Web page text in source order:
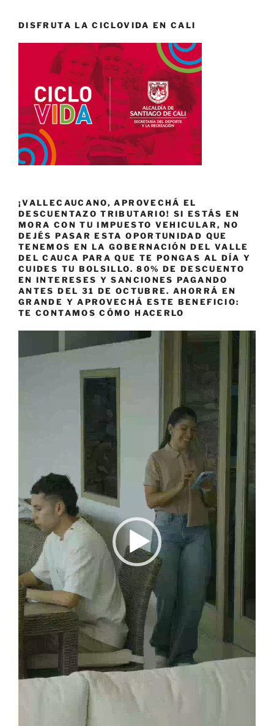
DISFRUTA LA CICLOVIDA EN CALI
¡VALLECAUCANO, APROVECHÁ EL
DESCUENTAZO TRIBUTARIO! SI ESTÁS EN
MORA CON TU IMPUESTO VEHICULAR, NO
DEJÉS PASAR ESTA OPORTUNIDAD QUE
TENEMOS EN LA GOBERNACIÓN DEL VALLE
DEL CAUCA PARA QUE TE PONGAS AL DÍA Y
CUIDES TU BOLSILLO. 80% DE DESCUENTO
EN INTERESES Y SANCIONES PAGANDO
ANTES DEL 31 DE OCTUBRE. AHORRÁ EN
GRANDE Y APROVECHÁ ESTE BENEFICIO:
TE CONTAMOS CÓMO HACERLO